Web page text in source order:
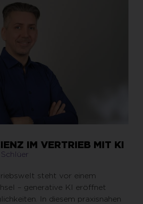
IM VERTRIEB MIT KI
steht vor einem
– generative KI eröffnet
In diesem praxisnahen